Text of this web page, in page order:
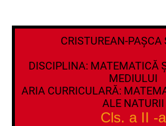
CRISTUREAN-PAȘCA
DISCIPLINA: MATEMATICĂ
MEDIULUI
ARIA CURRICULARĂ:
ALE NATURII
Cls. a II -a